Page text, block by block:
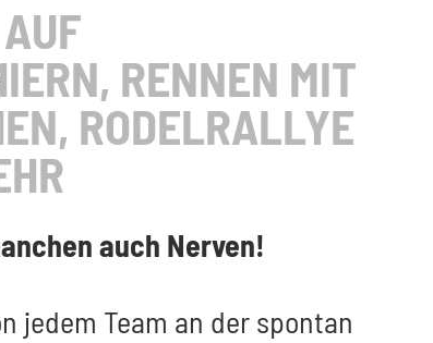
RENNEN MIT
RODELRALLYE
auch Nerven!
jedem Team an der spontan